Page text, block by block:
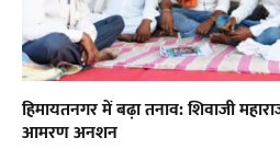
हिमायतनगर में बढ़ा तनाव: शिवाजी
आमरण अनशन